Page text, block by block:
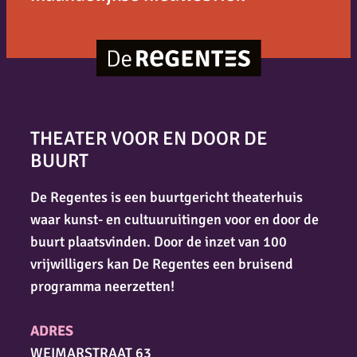
THEATER VOOR EN DOOR DE
BUURT
De Regentes is een buurtgericht theaterhuis
waar kunst- en cultuuruitingen voor en door de
buurt plaatsvinden. Door de inzet van 100
vrijwilligers kan De Regentes een bruisend
programma neerzetten!
ADRES
WEIMARSTRAAT 63